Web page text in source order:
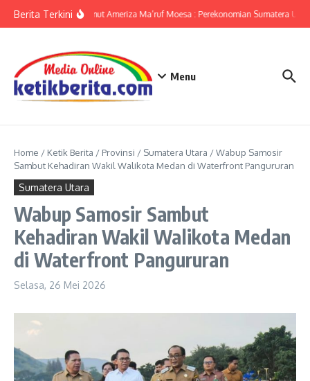
Berita TerkiniKPwBI Sumut Ameriza Ma’ruf Moesa : Perekonomian Sumatera
Menu
Home / Ketik Berita / Provinsi / Sumatera Utara /Wabup Samosir
Sambut Kehadiran Wakil Walikota Medan di Waterfront Pangururan
Sumatera Utara
Wabup Samosir Sambut
Kehadiran Wakil Walikota Medan
di Waterfront Pangururan
Selasa, 26 Mei 2026